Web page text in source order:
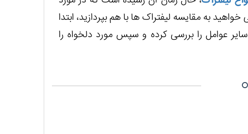
به مقایسه لیفتراک ها با هم بپردازید، ابتدا
عوامل را بررسی کرده و سپس مورد دلخواه را